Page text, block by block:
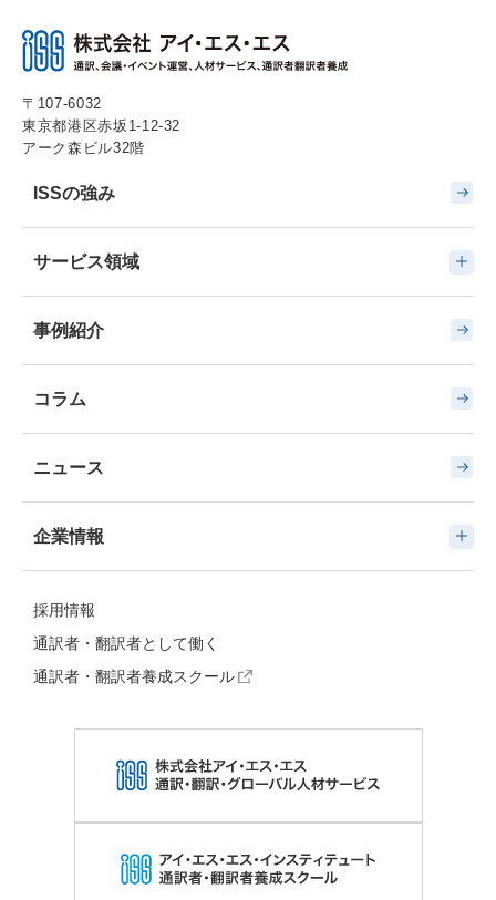
〒107-6032
東京都港区赤坂1-12-32
アーク森ビル32階
ISSの強み
サービス領域
事例紹介
コラム
ニュース
企業情報
採用情報
通訳者・翻訳者として働く
通訳者・翻訳者養成スクール